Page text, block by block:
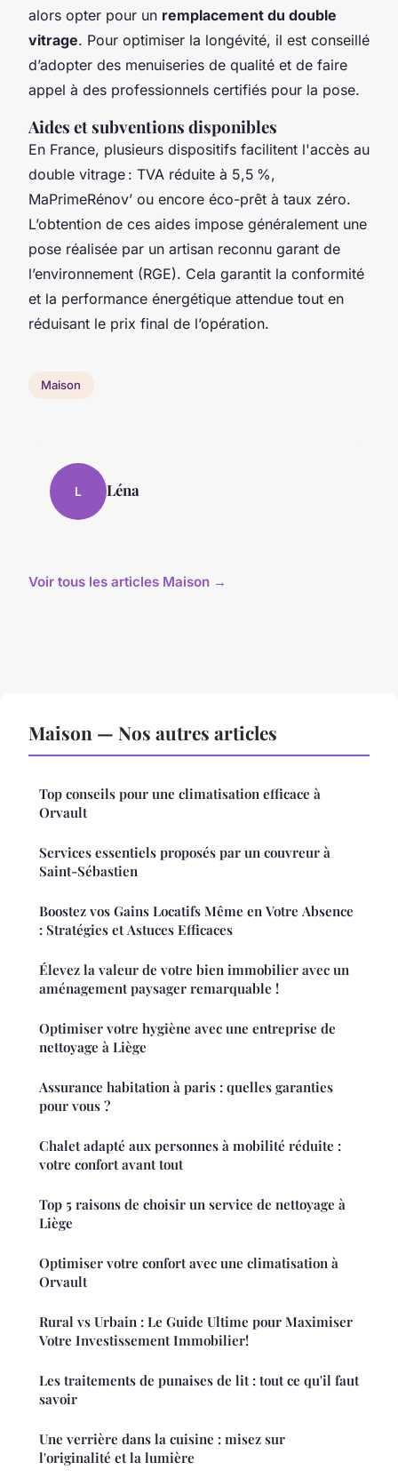
alors opter pour un remplacement du double
vitrage. Pour optimiser la longévité, il est conseillé
d’adopter des menuiseries de qualité et de faire
appel à des professionnels certifiés pour la pose.
Aides et subventions disponibles
En France, plusieurs dispositifs facilitent l'accès au
double vitrage : TVA réduite à 5,5 %,
MaPrimeRénov’ ou encore éco-prêt à taux zéro.
L’obtention de ces aides impose généralement une
pose réalisée par un artisan reconnu garant de
l’environnement (RGE). Cela garantit la conformité
et la performance énergétique attendue tout en
réduisant le prix final de l’opération.
Maison
L Léna
Voir tous les articles Maison →
Maison — Nos autres articles
Top conseils pour une climatisation efficace à
Orvault
Services essentiels proposés par un couvreur à
Saint-Sébastien
Boostez vos Gains Locatifs Même en Votre Absence
: Stratégies et Astuces Efficaces
Élevez la valeur de votre bien immobilier avec un
aménagement paysager remarquable !
Optimiser votre hygiène avec une entreprise de
nettoyage à Liège
Assurance habitation à paris : quelles garanties
pour vous ?
Chalet adapté aux personnes à mobilité réduite :
votre confort avant tout
Top 5 raisons de choisir un service de nettoyage à
Liège
Optimiser votre confort avec une climatisation à
Orvault
Rural vs Urbain : Le Guide Ultime pour Maximiser
Votre Investissement Immobilier!
Les traitements de punaises de lit : tout ce qu'il faut
savoir
Une verrière dans la cuisine : misez sur
l'originalité et la lumière